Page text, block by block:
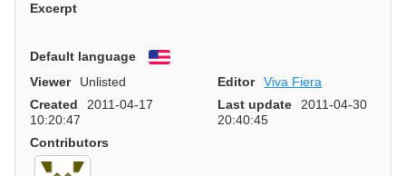
Excerpt
Default language
English
Viewer
Unlisted Editor
Viva Fiera
Created
2011-04-17
10:20:47
Last update
2011-04-30
20:40:45
Contributors